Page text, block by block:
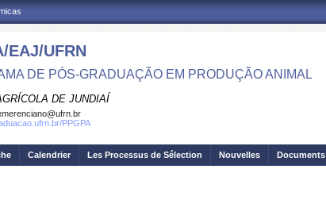
EAJ/UFRN
DE PÓS-GRADUAÇÃO EM PRODUÇÃO ANIMAL
DE JUNDIAÍ
PPGPA
Calendrier Les Processus de Sélection Nouvelles Documents